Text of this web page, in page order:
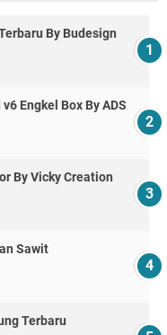
By Budesign
Engkel Box By ADS
By Vicky Creation
Sawit
Terbaru